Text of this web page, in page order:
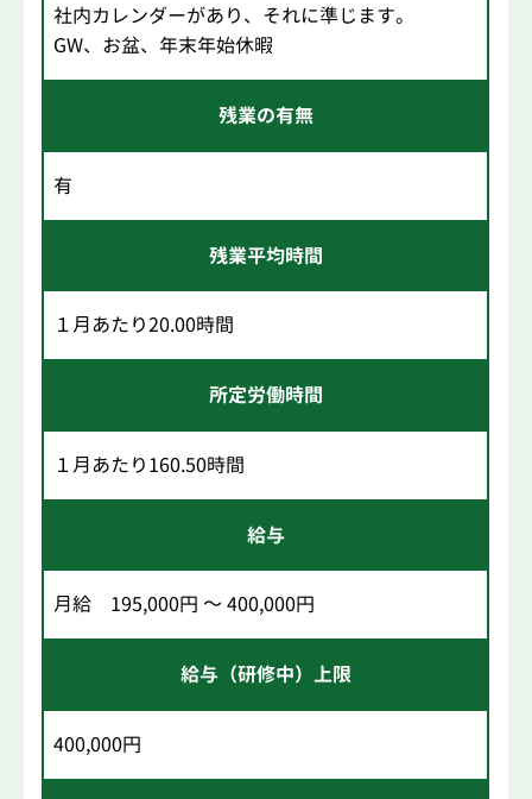
社内カレンダーがあり、それに準じます。
GW、お盆、年末年始休暇
残業の有無
有
残業平均時間
１月あたり20.00時間
所定労働時間
１月あたり160.50時間
給与
月給 195,000円 ～ 400,000円
給与（研修中）上限
400,000円